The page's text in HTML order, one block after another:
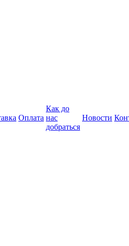
Оплата
Как до
нас
добраться
Новости